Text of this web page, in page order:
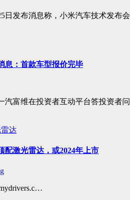
日发布消息称，小米汽车技术发布会
息：首款车型报价完毕
汽富维在投资者互动平台答投资者问
达
配激光雷达，或2024年上市